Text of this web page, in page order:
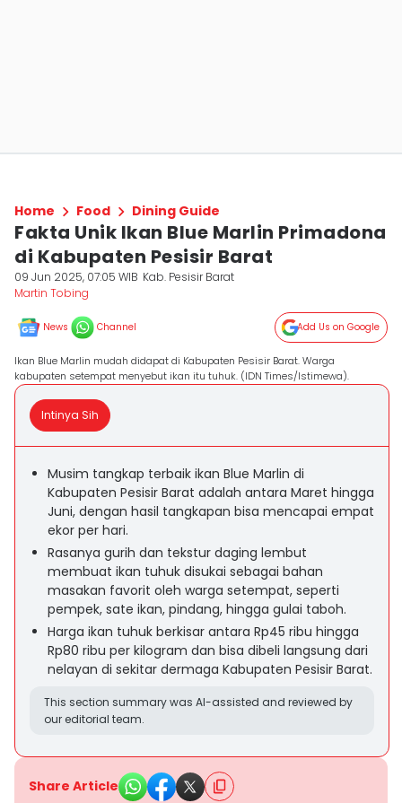
Home Food Dining Guide
Fakta Unik Ikan Blue Marlin Primadona
di Kabupaten Pesisir Barat
09 Jun 2025, 07:05 WIB Kab. Pesisir Barat
Martin Tobing
News Channel Add Us on Google
Ikan Blue Marlin mudah didapat di Kabupaten Pesisir Barat. Warga
kabupaten setempat menyebut ikan itu tuhuk. (IDN Times/Istimewa).
Intinya Sih
Musim tangkap terbaik ikan Blue Marlin di
Kabupaten Pesisir Barat adalah antara Maret hingga
Juni, dengan hasil tangkapan bisa mencapai empat
ekor per hari.
Rasanya gurih dan tekstur daging lembut
membuat ikan tuhuk disukai sebagai bahan
masakan favorit oleh warga setempat, seperti
pempek, sate ikan, pindang, hingga gulai taboh.
Harga ikan tuhuk berkisar antara Rp45 ribu hingga
Rp80 ribu per kilogram dan bisa dibeli langsung dari
nelayan di sekitar dermaga Kabupaten Pesisir Barat.
This section summary was AI-assisted and reviewed by
our editorial team.
Share Article